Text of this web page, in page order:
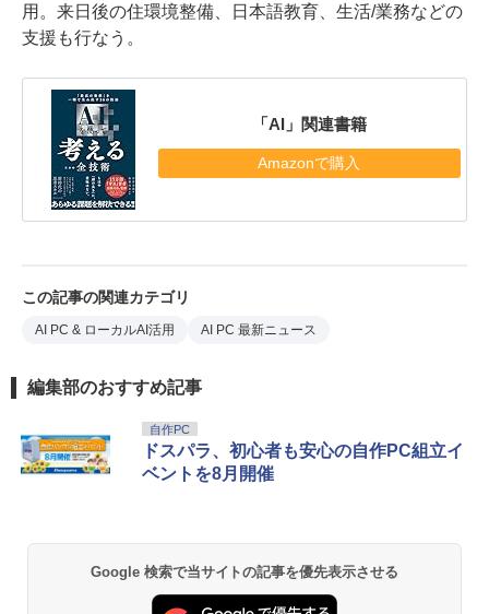
用。来日後の住環境整備、日本語教育、生活/業務などの
支援も行なう。
「AI」関連書籍
Amazonで購入
この記事の関連カテゴリ
AI PC & ローカルAI活用 AI PC 最新ニュース
編集部のおすすめ記事
自作PC
ドスパラ、初心者も安心の自作PC組立イ
ベントを8月開催
Google 検索で当サイトの記事を優先表示させる